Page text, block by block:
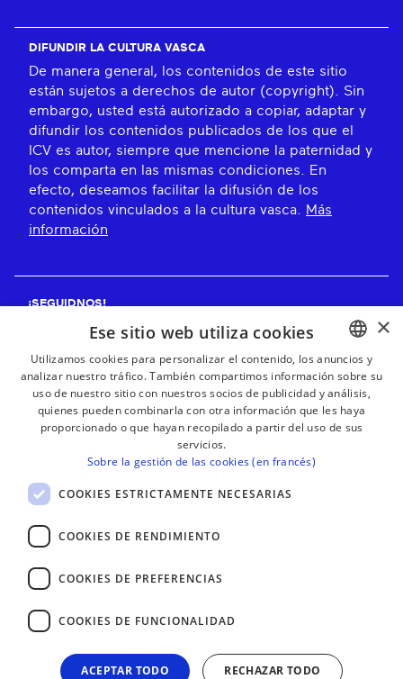
DIFUNDIR LA CULTURA VASCA
De manera general, los contenidos de este sitio
están sujetos a derechos de autor (copyright). Sin
embargo, usted está autorizado a copiar, adaptar y
difundir los contenidos publicados de los que el
ICV es autor, siempre que mencione la paternidad y
los comparta en las mismas condiciones. En
efecto, deseamos facilitar la difusión de los
contenidos vinculados a la cultura vasca.
Más
información
¡SEGUIDNOS!
¡RECIBE NUESTROS BOLETINES!
Suscribirse
BASQUE
FRENCH
×
Ese sitio web utiliza cookies
Utilizamos cookies para personalizar el contenido, los anuncios y
analizar nuestro tráfico. También compartimos información sobre su
uso de nuestro sitio con nuestros socios de publicidad y análisis,
quienes pueden combinarla con otra información que les haya
proporcionado o que hayan recopilado a partir del uso de sus
servicios.
Sobre la gestión de las cookies (en francés)
COOKIES ESTRICTAMENTE NECESARIAS
COOKIES DE RENDIMIENTO
COOKIES DE PREFERENCIAS
COOKIES DE FUNCIONALIDAD
ACEPTAR TODO RECHAZAR TODO